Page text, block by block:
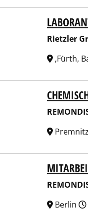
Gruppe GmbH
Rietzler
,Fürth,
AG & Co. KG
AG & Co. KG
Berlin